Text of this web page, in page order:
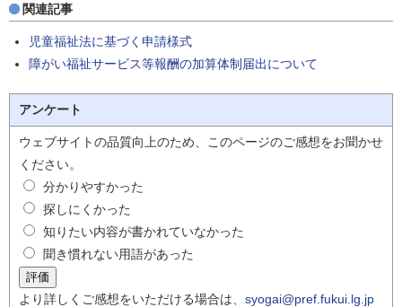
関連記事
児童福祉法に基づく申請様式
障がい福祉サービス等報酬の加算体制届出について
アンケート
ウェブサイトの品質向上のため、このページのご感想をお聞かせ
ください。
分かりやすかった
探しにくかった
知りたい内容が書かれていなかった
聞き慣れない用語があった
より詳しくご感想をいただける場合は、 syogai@pref.fukui.lg.jp